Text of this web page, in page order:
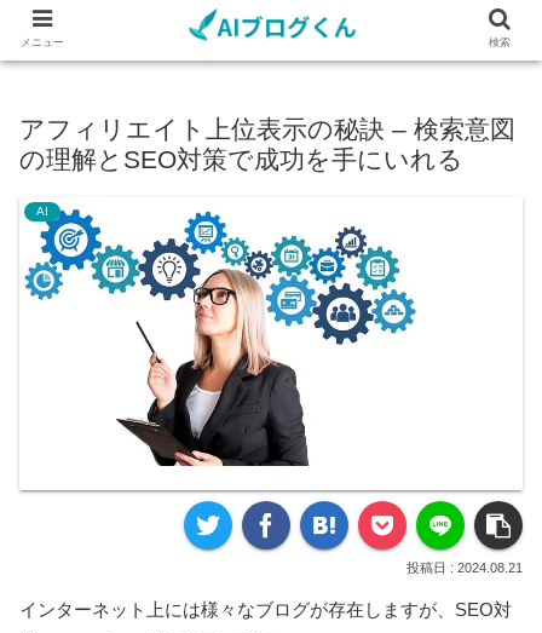
アフィリエイト上位表示の秘訣 – 検索意図
の理解とSEO対策で成功を手にいれる
AI
2024.08.21
インターネット上には様々なブログが存在しますが、SEO対
メニュー 検索